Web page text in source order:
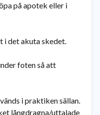
på apotek eller i
i det akuta skedet.
foten så att
i praktiken sällan.
långdragna/uttalade